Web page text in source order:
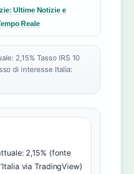
Ultime Notizie e
Reale
2,15% Tasso IRS 10
di interesse Italia:
2,15% (fonte
via TradingView)